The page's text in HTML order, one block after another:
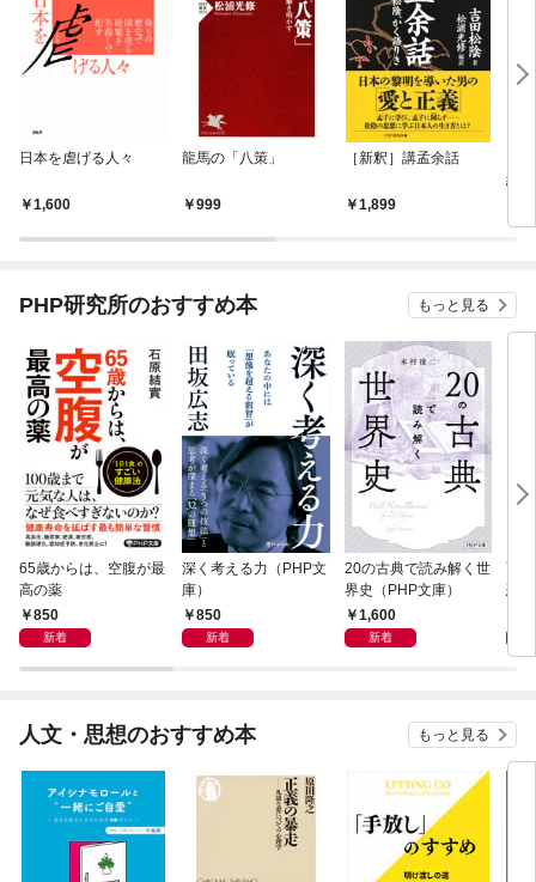
日本を虐げる人々
1,600
龍馬の「八策」
999
［新釈］講孟余話
1,899
組
PHP研究所のおすすめ本 もっと見る
65歳からは、空腹が最
高の薬
850
新着
深く考える力（PHP文
庫）
850
新着
20の古典で読み解く世
界史（PHP文庫）
1,600
新着
面
恐
人文・思想のおすすめ本 もっと見る